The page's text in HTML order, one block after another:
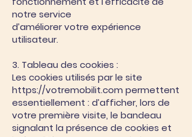
notre service
d’améliorer votre expérience
utilisateur.
3. Tableau des cookies :
Les cookies utilisés par le site
https://votremobilit.com permettent
essentiellement : d’afficher, lors de
votre première visite, le bandeau
signalant la présence de cookies et